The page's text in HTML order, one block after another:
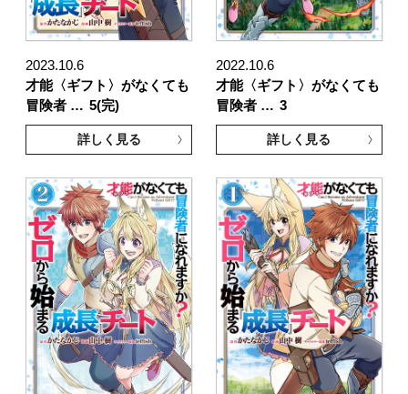
2023.10.6
才能〈ギフト〉がなくても
冒険者 … 5(完)
詳しく見る
2022.10.6
才能〈ギフト〉がなくても
冒険者 … 3
詳しく見る